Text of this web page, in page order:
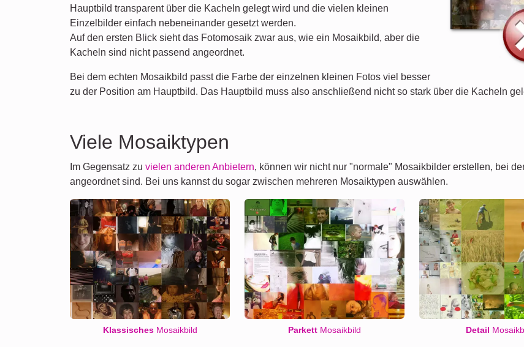
Hauptbild transparent über die Kacheln gelegt wird und die vielen kleinen
Einzelbilder einfach nebeneinander gesetzt werden.
Auf den ersten Blick sieht das Fotomosaik zwar aus, wie ein Mosaikbild, aber die
Kacheln sind nicht passend angeordnet.
Bei dem echten Mosaikbild passt die Farbe der einzelnen kleinen Fotos viel besser
zu der Position am Hauptbild. Das Hauptbild muss also anschließend nicht so stark über die Kacheln
Viele Mosaiktypen
Im Gegensatz zu vielen anderen Anbietern, können wir nicht nur "normale" Mosaikbilder erstellen, bei
angeordnet sind. Bei uns kannst du sogar zwischen mehreren Mosaiktypen auswählen.
KlassischesMosaikbild Parkett Mosaikbild Detail